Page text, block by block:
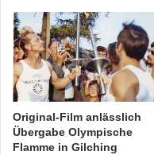
Original-Film anlässlich
Übergabe Olympische
Flamme in Gilching